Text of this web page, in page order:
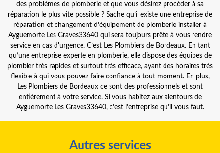
des problèmes de plomberie et que vous désirez procéder à sa
réparation le plus vite possible ? Sache qu’il existe une entreprise de
réparation et changement d’équipement de plomberie installer à
Ayguemorte Les Graves33640 qui sera toujours prête à vous rendre
service en cas d'urgence. C’est Les Plombiers de Bordeaux. En tant
qu’une entreprise experte en plomberie, elle dispose des équipes de
plombier très rapides et surtout très efficace, ayant des horaires très
flexible à qui vous pouvez faire confiance à tout moment. En plus,
Les Plombiers de Bordeaux ce sont des professionnels et sont
entièrement à votre service. Si vous habitez aux alentours de
Ayguemorte Les Graves33640, c’est l’entreprise qu’il vous faut.
Autres services